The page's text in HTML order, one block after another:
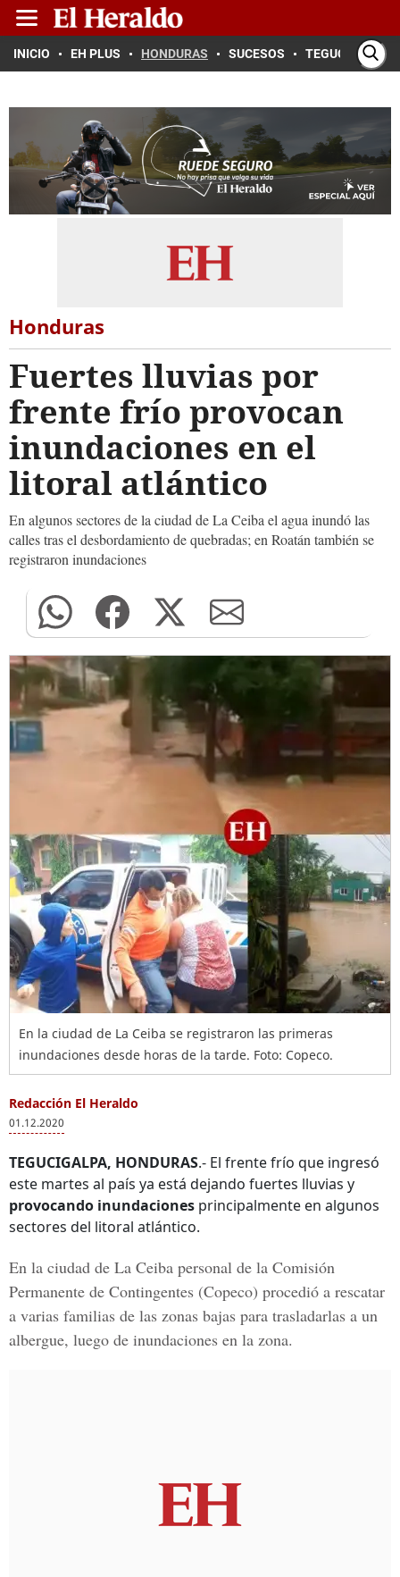
INICIO EH PLUS HONDURAS SUCESOS TEGUCIGALPA
Honduras
Fuertes lluvias por
frente frío provocan
inundaciones en el
litoral atlántico
En algunos sectores de la ciudad de La Ceiba el agua inundó las
calles tras el desbordamiento de quebradas; en Roatán también se
registraron inundaciones
En la ciudad de La Ceiba se registraron las primeras
inundaciones desde horas de la tarde. Foto: Copeco.
Redacción El Heraldo
01.12.2020
TEGUCIGALPA, HONDURAS.- El frente frío que ingresó
este martes al país ya está dejando fuertes lluvias y
provocando inundaciones principalmente en algunos
sectores del litoral atlántico.
En la ciudad de La Ceiba personal de la Comisión
Permanente de Contingentes (Copeco) procedió a rescatar
a varias familias de las zonas bajas para trasladarlas a un
albergue, luego de inundaciones en la zona.